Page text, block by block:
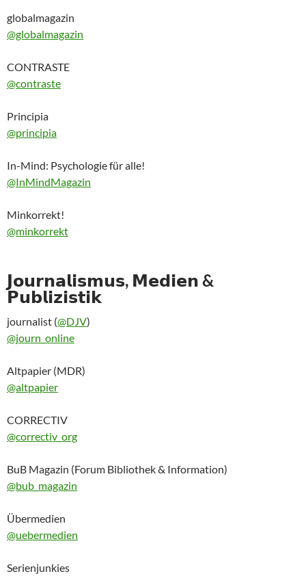
globalmagazin
@globalmagazin
CONTRASTE
@contraste
Principia
@principia
In-Mind: Psychologie für alle!
@InMindMagazin
Minkorrekt!
@minkorrekt
𝗝𝗼𝘂𝗿𝗻𝗮𝗹𝗶𝘀𝗺𝘂𝘀, 𝗠𝗲𝗱𝗶𝗲𝗻 &
𝗣𝘂𝗯𝗹𝗶𝘇𝗶𝘀𝘁𝗶𝗸
journalist (@DJV)
@journ_online
Altpapier (MDR)
@altpapier
CORRECTIV
@correctiv_org
BuB Magazin (Forum Bibliothek & Information)
@bub_magazin
Übermedien
@uebermedien
Serienjunkies